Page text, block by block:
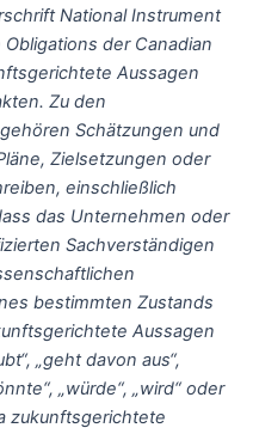
National Instrument
der Canadian
Aussagen
Zu den
Schätzungen und
Zielsetzungen oder
einschließlich
das Unternehmen oder
Sachverständigen
bestimmten Zustands
Aussagen
„geht davon aus“,
„würde“, „wird“ oder
zukunftsgerichtete